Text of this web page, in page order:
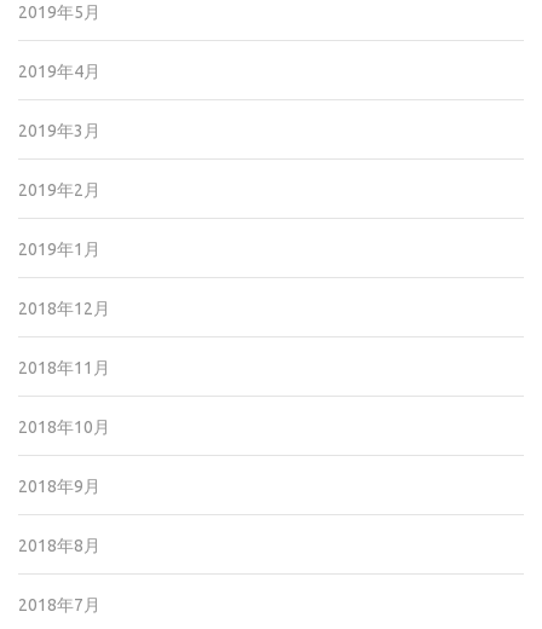
2019年5月
2019年4月
2019年3月
2019年2月
2019年1月
2018年12月
2018年11月
2018年10月
2018年9月
2018年8月
2018年7月